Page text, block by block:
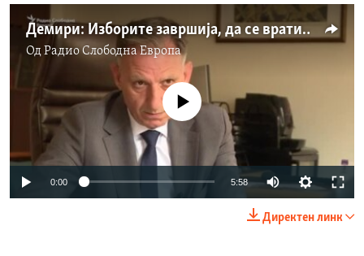
Демири: Изборите завршија, да се вратиме во реалноста
ОдРадио Слободна Eвропа
No media source currently available
0:00 5:58 Auto
Директен линк